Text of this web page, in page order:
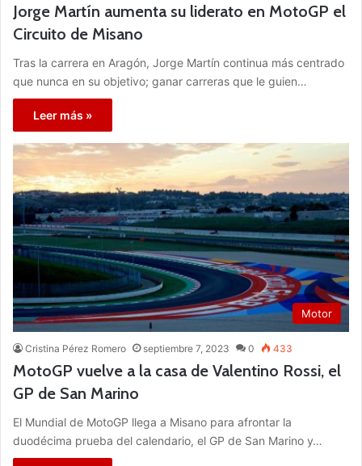
Jorge Martín aumenta su liderato en MotoGP el
Circuito de Misano
Tras la carrera en Aragón, Jorge Martín continua más centrado
que nunca en su objetivo; ganar carreras que le guien…
Leer más »
Motor
Cristina Pérez Romero septiembre 7, 2023 0 433
MotoGP vuelve a la casa de Valentino Rossi, el
GP de San Marino
El Mundial de MotoGP llega a Misano para afrontar la
duodécima prueba del calendario, el GP de San Marino y…